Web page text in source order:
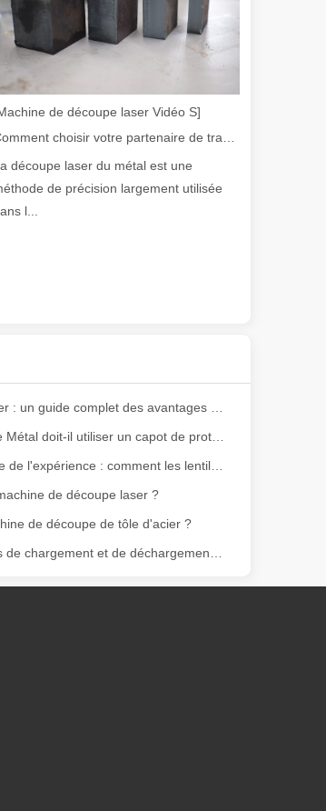
de la fabrication métallique, l'efficacité et la
métalliques avec une précision et une
avec une haute précision et peu de
de découpe laser Vidéo S]
Comment choisir votre partenaire de travail : machine de découpe laser
découpe laser du métal est une
de précision largement utilisée
l...
de découpe laser ?
de découpe de tôle d'acier ?